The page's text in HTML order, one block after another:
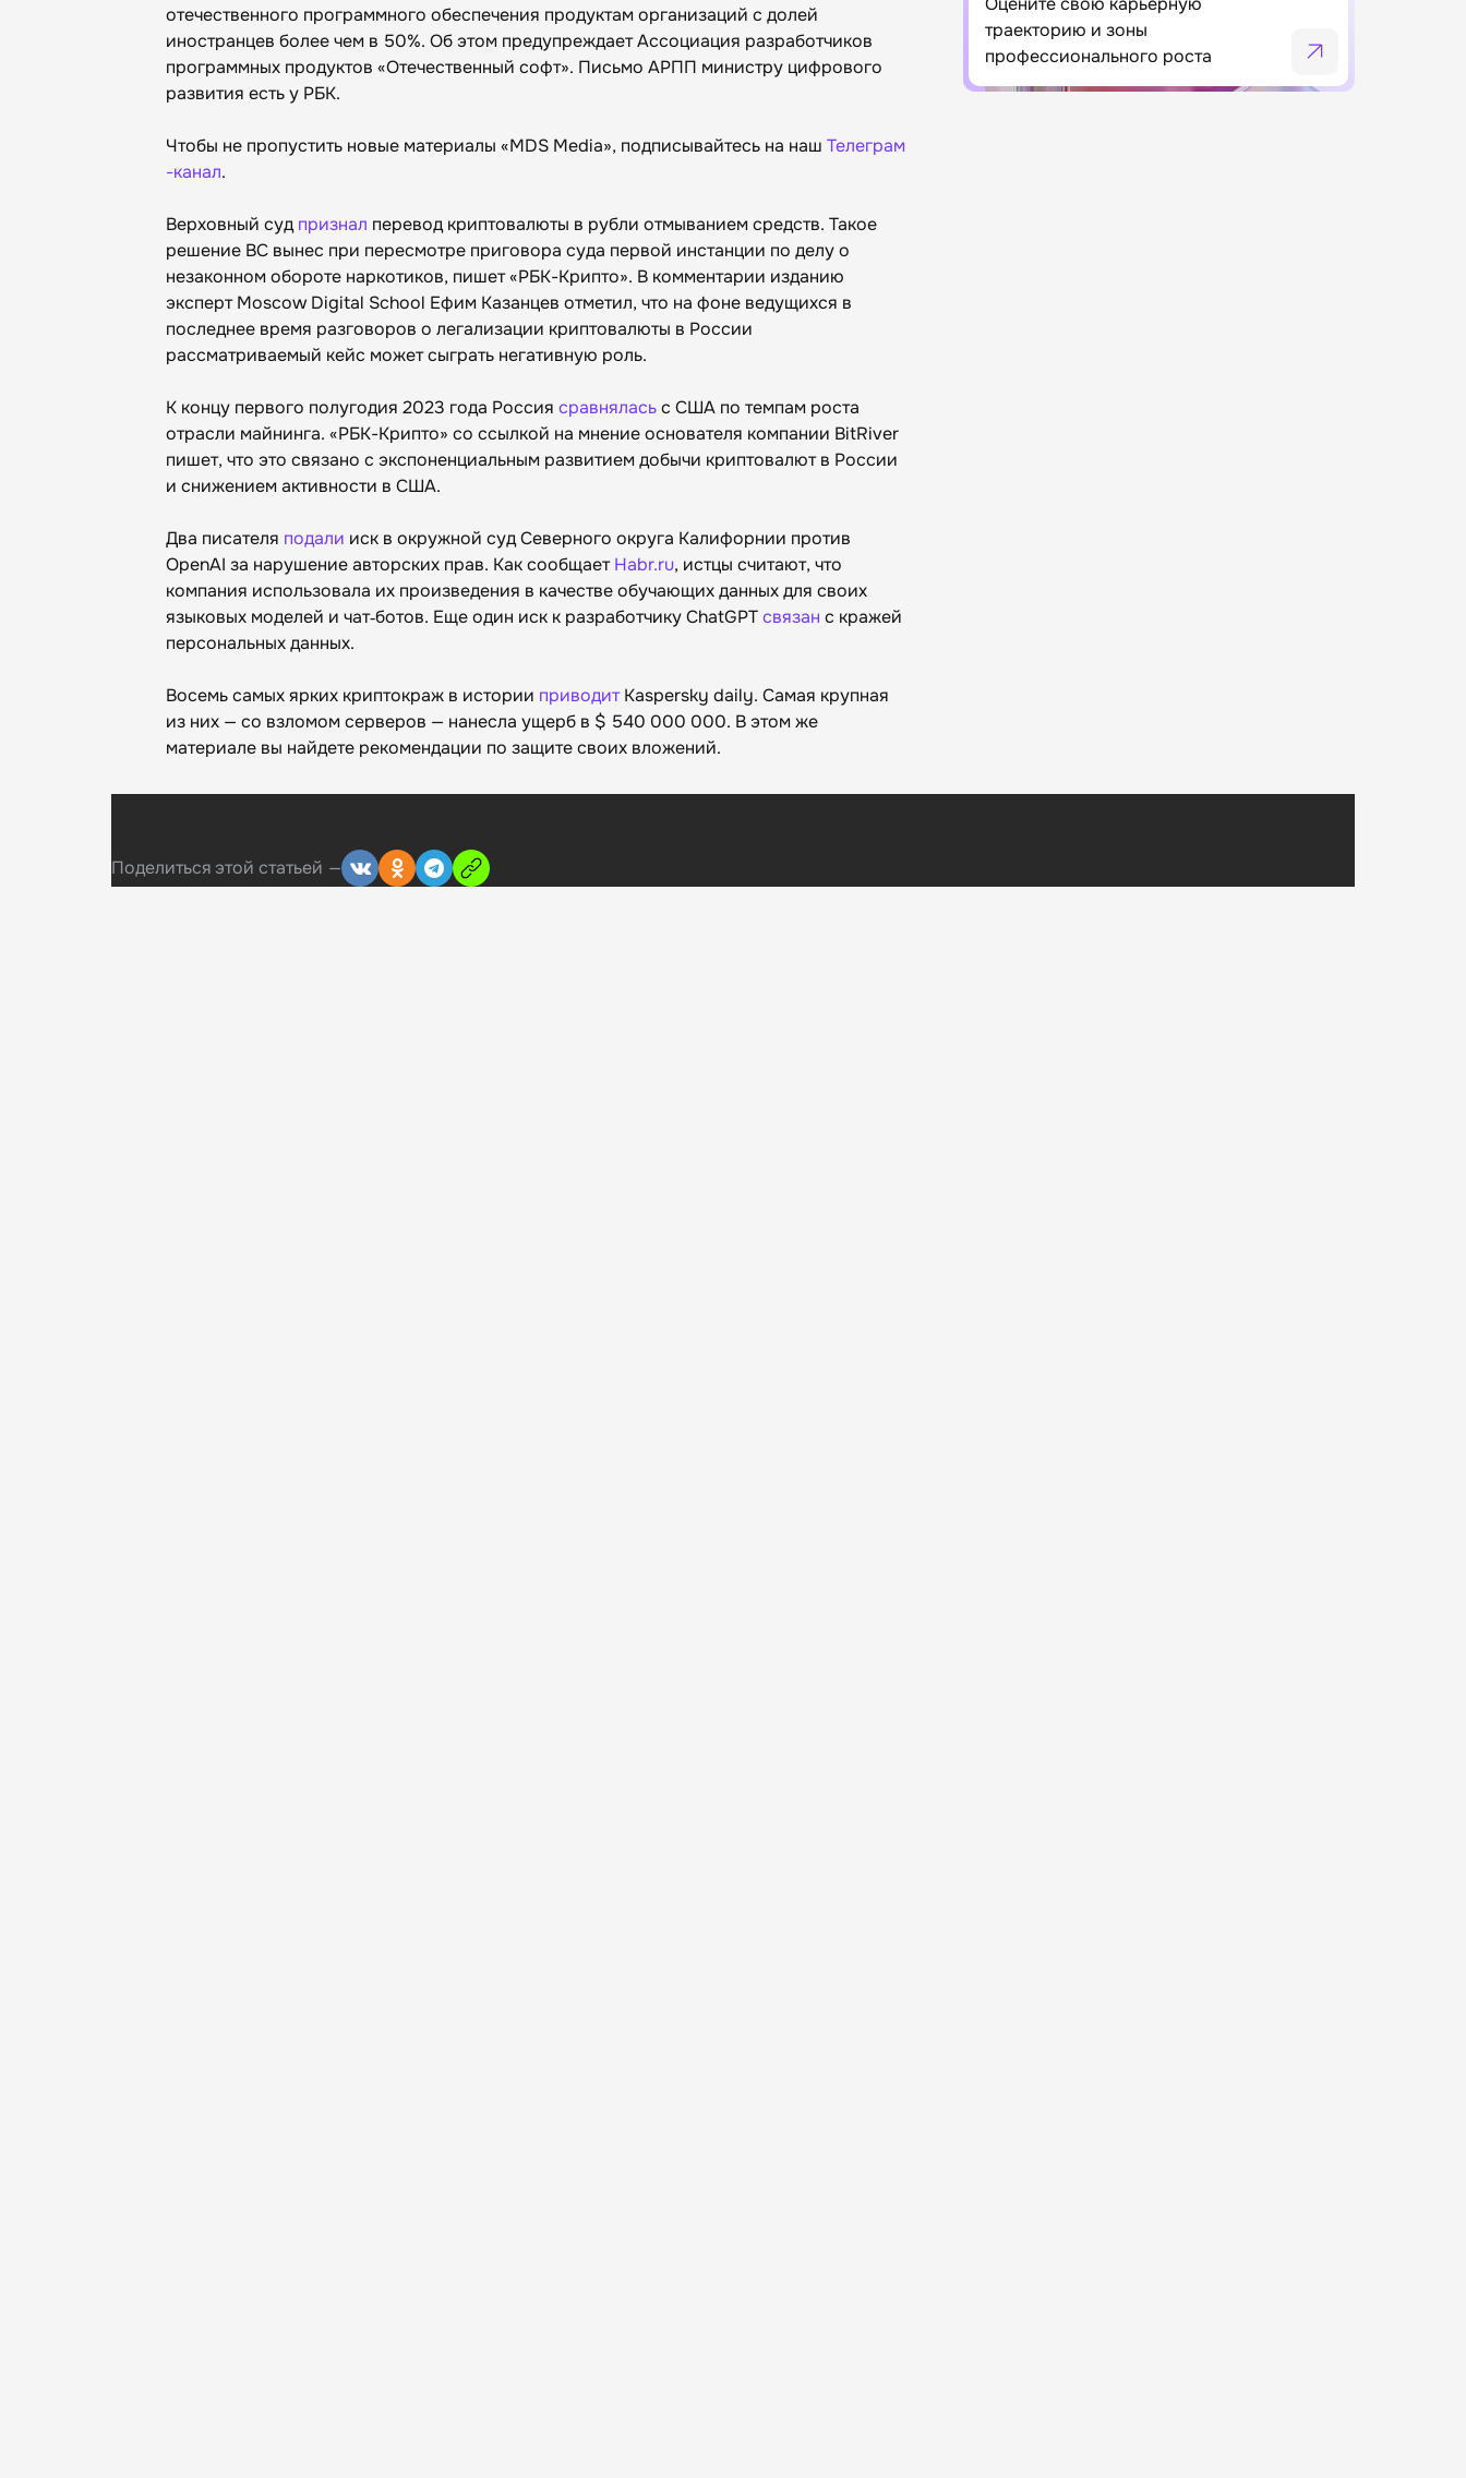
отечественного программного обеспечения продуктам организаций с долей
иностранцев более чем в 50%. Об этом предупреждает Ассоциация разработчиков
программных продуктов «Отечественный софт». Письмо АРПП министру цифрового
развития есть у РБК.
Чтобы не пропустить новые материалы «MDS Media», подписывайтесь на наш Телеграм
-канал.
Верховный судпризнал перевод криптовалюты в рубли отмыванием средств. Такое
решение ВС вынес при пересмотре приговора суда первой инстанции по делу о
незаконном обороте наркотиков, пишет «РБК-Крипто». В комментарии изданию
эксперт Moscow Digital School Ефим Казанцев отметил, что на фоне ведущихся в
последнее время разговоров о легализации криптовалюты в России
рассматриваемый кейс может сыграть негативную роль.
К концу первого полугодия 2023 года Россия сравняласьс США по темпам роста
отрасли майнинга. «РБК-Крипто» со ссылкой на мнение основателя компании BitRiver
пишет, что это связано с экспоненциальным развитием добычи криптовалют в России
и снижением активности в США.
Два писателя подали иск в окружной суд Северного округа Калифорнии против
OpenAI за нарушение авторских прав. Как сообщаетHabr.ru, истцы считают, что
компания использовала их произведения в качестве обучающих данных для своих
языковых моделей и чат‑ботов. Еще один иск к разработчику ChatGPTсвязан с кражей
персональных данных.
Восемь самых ярких криптокраж в истории приводитKaspersky daily. Самая крупная
из них — со взломом серверов — нанесла ущерб в $ 540 000 000. В этом же
материале вы найдете рекомендации по защите своих вложений.
траекторию и зоны
профессионального роста
Поделиться этой статьей